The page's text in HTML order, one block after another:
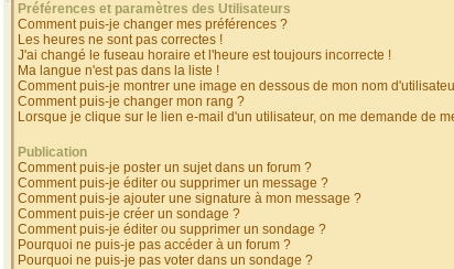
Préférences et paramètres des Utilisateurs
Comment puis-je changer mes préférences ?
Les heures ne sont pas correctes !
J'ai changé le fuseau horaire et l'heure est toujours incorrecte !
Ma langue n'est pas dans la liste !
Comment puis-je montrer une image en dessous de mon nom
Comment puis-je changer mon rang ?
Lorsque je clique sur le lien e-mail d'un utilisateur, on me demande de
Publication
Comment puis-je poster un sujet dans un forum ?
Comment puis-je éditer ou supprimer un message ?
Comment puis-je ajouter une signature à mon message ?
Comment puis-je créer un sondage ?
Comment puis-je éditer ou supprimer un sondage ?
Pourquoi ne puis-je pas accéder à un forum ?
Pourquoi ne puis-je pas voter dans un sondage ?